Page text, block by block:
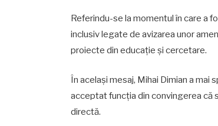
Referindu-se la momentul în care a
inclusiv legate de avizarea unor
proiecte din educație și cercetare.
În același mesaj, Mihai Dimian a mai
acceptat funcția din convingerea că
directă.